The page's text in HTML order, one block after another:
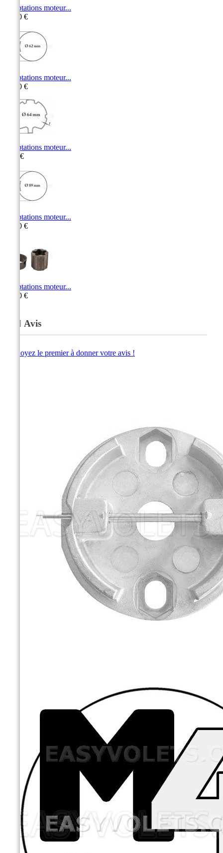
Adaptations moteur...
15,50 €
Adaptations moteur...
10,50 €
Adaptations moteur...
9,10 €
Adaptations moteur...
11,00 €
Adaptations moteur...
15,00 €
Avis
Soyez le premier à donner votre avis !